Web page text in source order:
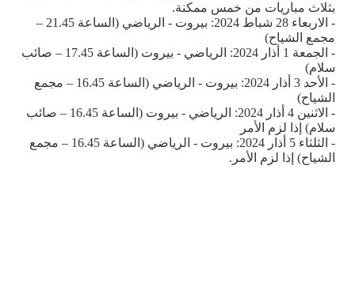
بثلاث مباريات من خمس ممكنة.
- الاربعاء 28 شباط 2024: بيروت - الرياضي (الساعة 21.45 –
مجمع الشياح)
- الجمعة 1 أذار 2024: الرياضي - بيروت (الساعة 17.45 – صائب
سلام)
- الأحد 3 أذار 2024: بيروت - الرياضي (الساعة 16.45 – مجمع
الشياح)
- الاثنين 4 أذار 2024: الرياضي - بيروت (الساعة 16.45 – صائب
سلام) إذا لزم الأمر
- الثلثاء 5 أذار 2024: بيروت - الرياضي (الساعة 16.45 – مجمع
الشياح) إذا لزم الأمر.